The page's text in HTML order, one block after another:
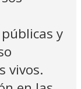
y
vivos.